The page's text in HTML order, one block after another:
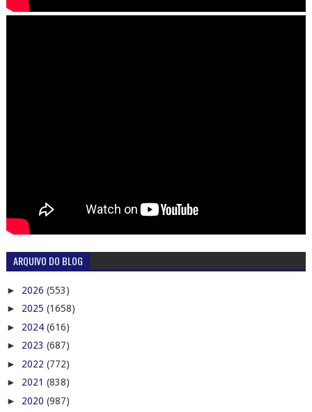
ARQUIVO DO BLOG
► 2026 (553)
► 2025 (1658)
► 2024 (616)
► 2023 (687)
► 2022 (772)
► 2021 (838)
► 2020 (987)